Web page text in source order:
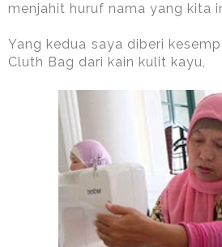
menjahit huruf nama yang kita
Yang kedua saya diberi
Cluth Bag dari kain kulit kayu,